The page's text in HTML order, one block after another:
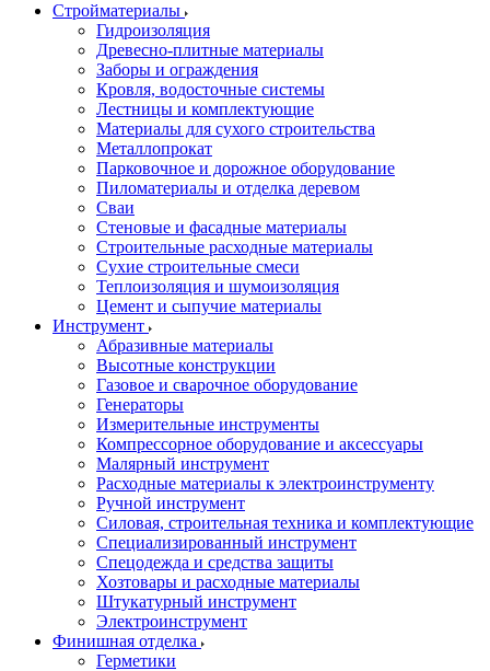
Стройматериалы
Гидроизоляция
Древесно-плитные материалы
Заборы и ограждения
Кровля, водосточные системы
Лестницы и комплектующие
Материалы для сухого строительства
Металлопрокат
Парковочное и дорожное оборудование
Пиломатериалы и отделка деревом
Сваи
Стеновые и фасадные материалы
Строительные расходные материалы
Сухие строительные смеси
Теплоизоляция и шумоизоляция
Цемент и сыпучие материалы
Инструмент
Абразивные материалы
Высотные конструкции
Газовое и сварочное оборудование
Генераторы
Измерительные инструменты
Компрессорное оборудование и аксессуары
Малярный инструмент
Расходные материалы к электроинструменту
Ручной инструмент
Силовая, строительная техника и комплектующие
Специализированный инструмент
Спецодежда и средства защиты
Хозтовары и расходные материалы
Штукатурный инструмент
Электроинструмент
Финишная отделка
Герметики